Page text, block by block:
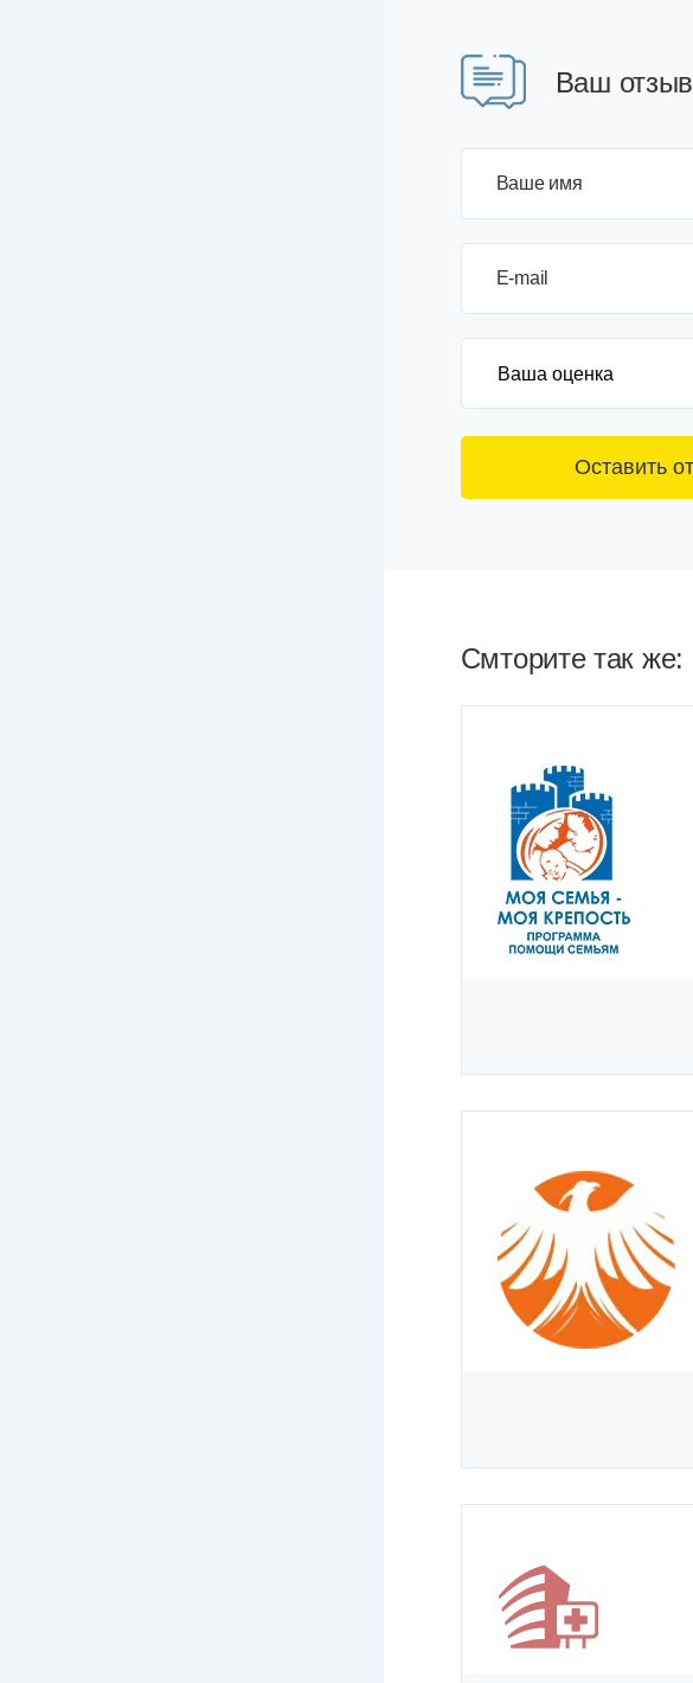
Ваш отзыв
Ваше имя
E-mail
Смторите так же: